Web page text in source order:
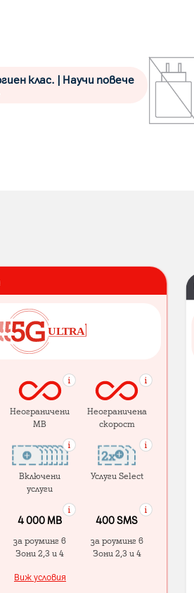
клас. | Научи повече
Неограничени
MB
Неограничена
скорост
Включени
услуги
Услуги Select
4 000 МB
за роуминг в
Зони 2,3 и 4
400 SMS
за роуминг в
Зони 2,3 и 4
Виж условия